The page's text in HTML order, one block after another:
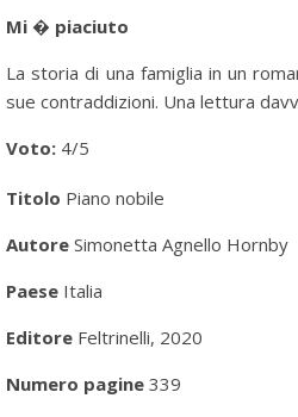
Mi � piaciuto
La storia di una famiglia in un
sue contraddizioni. Una lettura
Voto: 4/5
Titolo Piano nobile
Autore Simonetta Agnello Hornby
Paese Italia
Editore Feltrinelli, 2020
Numero pagine 339